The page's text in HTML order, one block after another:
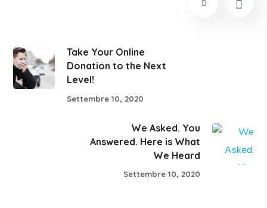
Take Your Online
Donation to the Next
Level!
Settembre 10, 2020
We Asked. You
Answered. Here is What
We Heard
Settembre 10, 2020